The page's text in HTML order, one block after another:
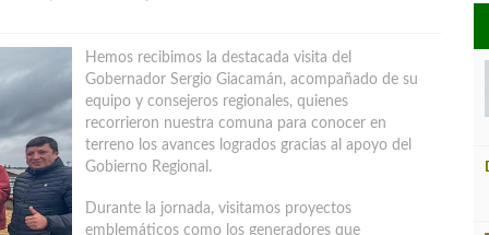
Hemos recibimos la destacada visita del
Gobernador Sergio Giacamán, acompañado de su
equipo y consejeros regionales, quienes
recorrieron nuestra comuna para conocer en
terreno los avances logrados gracias al apoyo del
Gobierno Regional.
Durante la jornada, visitamos proyectos
emblemáticos como los generadores que